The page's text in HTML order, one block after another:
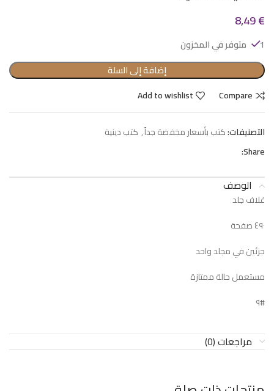
8,49€
1 متوفر في المخزون
إضافة إلى السلة
Compare
Add to wishlist
التصنيفات:كتب بأسعار مخفضة جداً, كتب دينية
Share:
الوصف
غلاف جلد
٤٩٠ صفحة
جزئين في مجلد واحد
مستعمل حالة ممتازة
#٩
مراجعات (0)